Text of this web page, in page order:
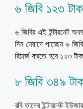
৬ জিবি ১২৩
৬ জিবির এই ইন্টারনেট
দিন মেয়াদে পাচ্ছেন ৬
রিচার্জ করতে হবে ১২৩
৮ জিবি ৩৪৯
রবি তাদের ইন্টারনেট